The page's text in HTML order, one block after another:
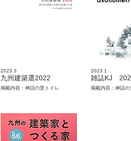
2023.3
九州建築選2022
掲載内容：神話の里トイレ
2023.1
雑誌KJ
掲載内容：神話